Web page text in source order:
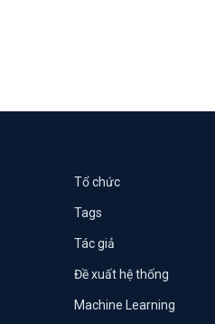
Tổ chức
Tags
Tác giả
Đề xuất hệ thống
Machine Learning